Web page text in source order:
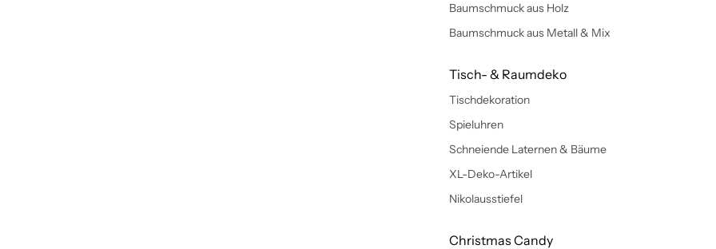
Baumschmuck aus Holz
Baumschmuck aus Metall & Mix
Tisch- & Raumdeko
Tischdekoration
Spieluhren
Schneiende Laternen & Bäume
XL-Deko-Artikel
Nikolausstiefel
Christmas Candy